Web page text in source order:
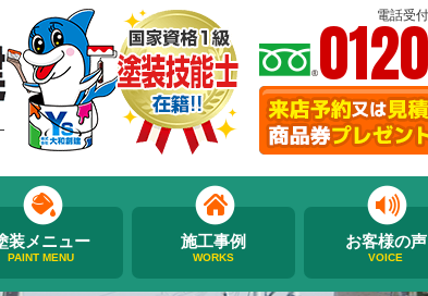
電話受
装メニュー
PAINT MENU
施工事例
WORKS
お客様の声
VOICE